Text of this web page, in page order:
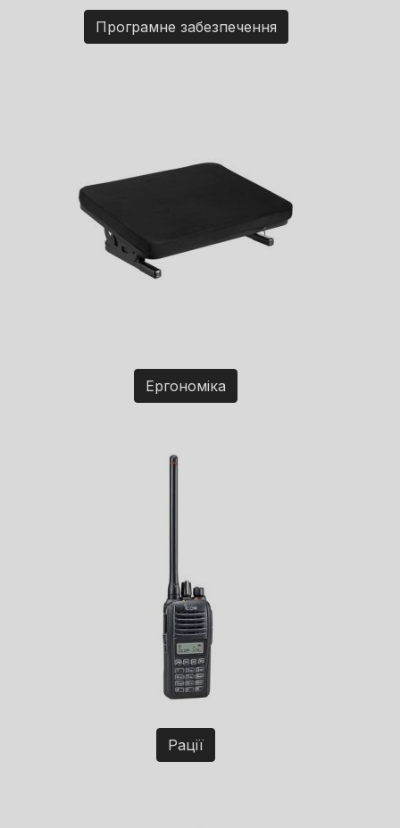
Програмне забезпечення
Ергономіка
Рації